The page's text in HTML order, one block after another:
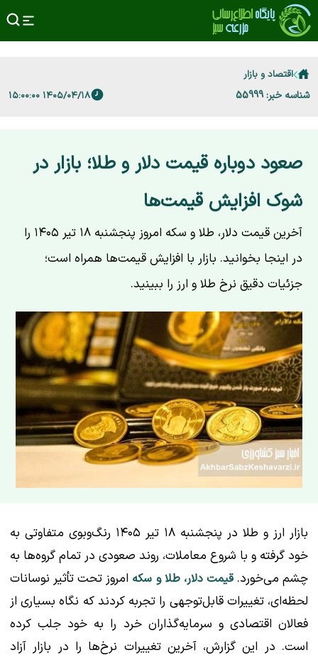
اقتصاد و بازار
شناسه خبر: 55999 ۱۴۰۵/۰۴/۱۸ ۱۵:۰۰:۰۰
صعود دوباره قیمت دلار و طلا؛ بازار در
شوک افزایش قیمت‌ها
آخرین قیمت دلار، طلا و سکه امروز پنجشنبه ۱۸ تیر ۱۴۰۵ را
در اینجا بخوانید. بازار با افزایش قیمت‌ها همراه است؛
جزئیات دقیق نرخ طلا و ارز را ببینید.
بازار ارز و طلا در پنجشنبه ۱۸ تیر ۱۴۰۵ رنگ‌وبوی متفاوتی به
خود گرفته و با شروع معاملات، روند صعودی در تمام گروه‌ها به
چشم می‌خورد.قیمت دلار، طلا و سکه امروز تحت تأثیر نوسانات
لحظه‌ای، تغییرات قابل‌توجهی را تجربه کردند که نگاه بسیاری از
فعالان اقتصادی و سرمایه‌گذاران خرد را به خود جلب کرده
است. در این گزارش، آخرین تغییرات نرخ‌ها را در بازار آزاد